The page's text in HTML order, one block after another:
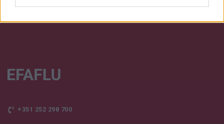
+351 252 298 700